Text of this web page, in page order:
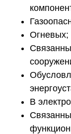
Огневых;
В